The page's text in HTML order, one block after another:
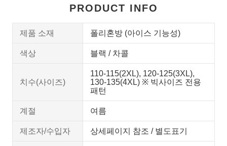
PRODUCT INFO
제품 소재 폴리혼방 (아이스 기능성)
색상 블랙 / 차콜
치수(사이즈)
110-115(2XL), 120-125(3XL),
130-135(4XL) ※ 빅사이즈 전용
패턴
계절 여름
제조자/수입자 상세페이지 참조 / 별도표기